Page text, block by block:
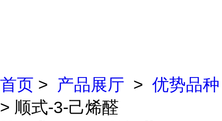
首页 > 产品展厅 > 优势品种
> 顺式-3-己烯醛